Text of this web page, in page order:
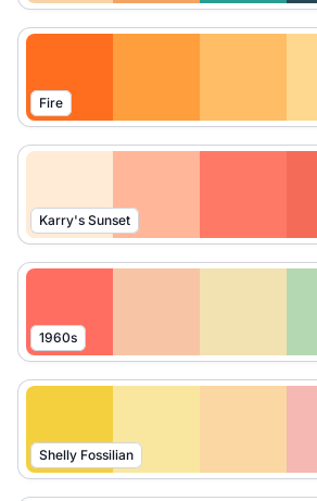
Fire
Karry's Sunset
1960s
Shelly Fossilian